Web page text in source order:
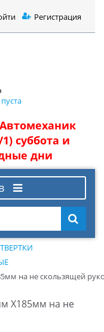
Регистрация
суббота и
дни
на не скользящей
Х185мм на не